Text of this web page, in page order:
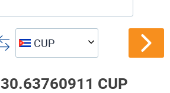
CUP
30.63760911 CUP